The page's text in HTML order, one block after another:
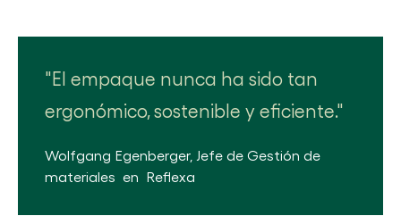
El empaque nunca ha sido tan
ergonómico, sostenible y eficiente.
Wolfgang Egenberger, Jefe de Gestión de
materiales en Reflexa